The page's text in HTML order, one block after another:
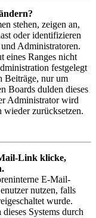
stehen, zeigen an,
oder identifizieren
Administratoren.
eines Ranges nicht
festgelegt
Beiträge, nur um
Boards dulden dieses
Administrator wird
wieder zurücksetzen.
Link klicke,
E-Mail-
nutzen, falls
wurde.
Systems durch